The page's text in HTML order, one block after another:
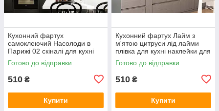
Кухонний фартух
самоклеючий Насолоди в
Парижі 02 скіналі для кухні
наклейка ПВХ 600х2000 мм
Готово до відправки
510 ₴
Купити
Кухонний фартух Лайм з
м'ятою цитруси лід лайми
плівка для кухні наклейки для
кухні декор 600х2000 мм
Готово до відправки
510 ₴
Купити